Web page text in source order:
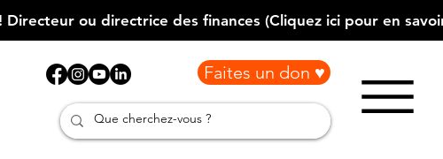
Faites un don ♥